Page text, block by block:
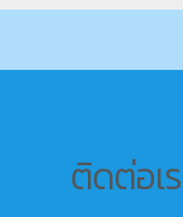
ติดต่อเ